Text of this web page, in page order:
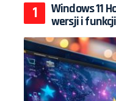
Windows 11
wersji i